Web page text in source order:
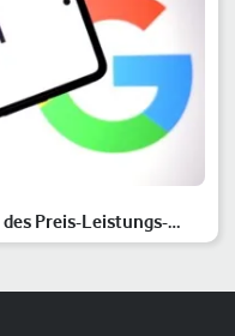
Preis-Leistungs-